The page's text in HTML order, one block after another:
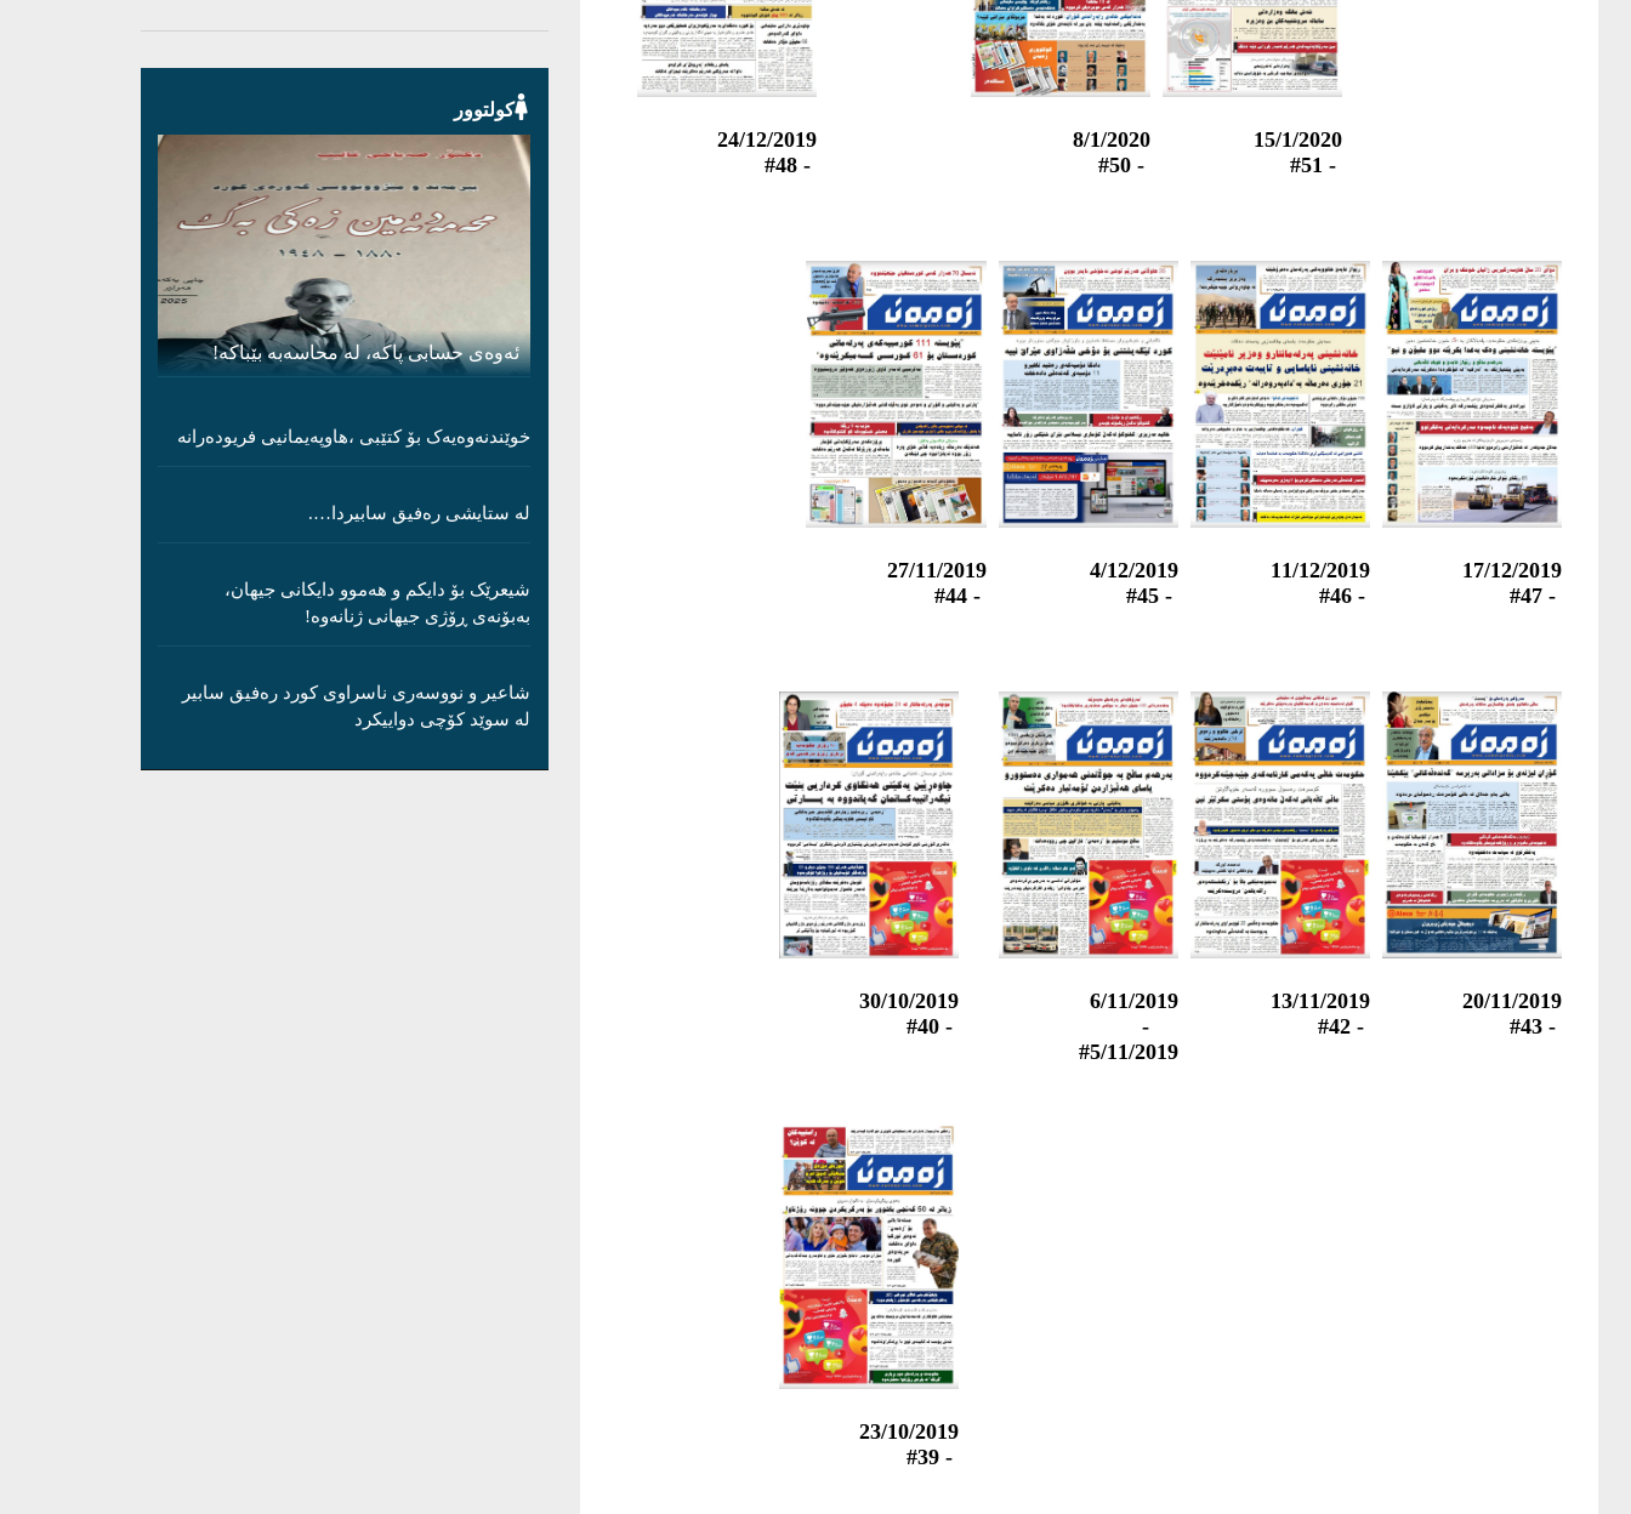
15/1/2020
- #51
8/1/2020
- #50
24/12/2019
- #48
17/12/2019
- #47
11/12/2019
- #46
4/12/2019
- #45
27/11/2019
- #44
20/11/2019
- #43
13/11/2019
- #42
6/11/2019
-
#5/11/2019
30/10/2019
- #40
23/10/2019
- #39
کولتوور
ئەوەی حسابی پاکە، لە محاسەبە بێباکە!
خوێندنەوەیەک بۆ کتێبی ،هاوپەیمانیی فریودەرانە
لە ستایشی رەفیق سابیردا….
شیعرێک بۆ دایکم و ھەموو دایکانی جیھان،
بەبۆنەی ڕۆژی جیھانی ژنانەوە!
شاعیر و نووسەری ناسراوی کورد رەفیق سابیر
لە سوێد کۆچی دواییکرد